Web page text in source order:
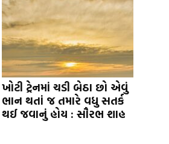
ખોટી ટ્રેનમાં ચડી બેઠા છો એવું
ભાન થતાં જ તમારે વધુ સતર્ક
થઈ જવાનું હોય : સૌરભ શાહ